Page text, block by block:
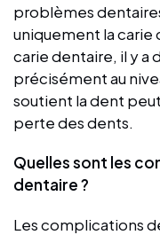
problèmes
uniquement la carie
carie dentaire, il y a
précisément au
soutient la dent
perte des dents.
Quelles sont les
dentaire ?
Les complications